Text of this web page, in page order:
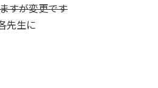
すが変更です
先生に